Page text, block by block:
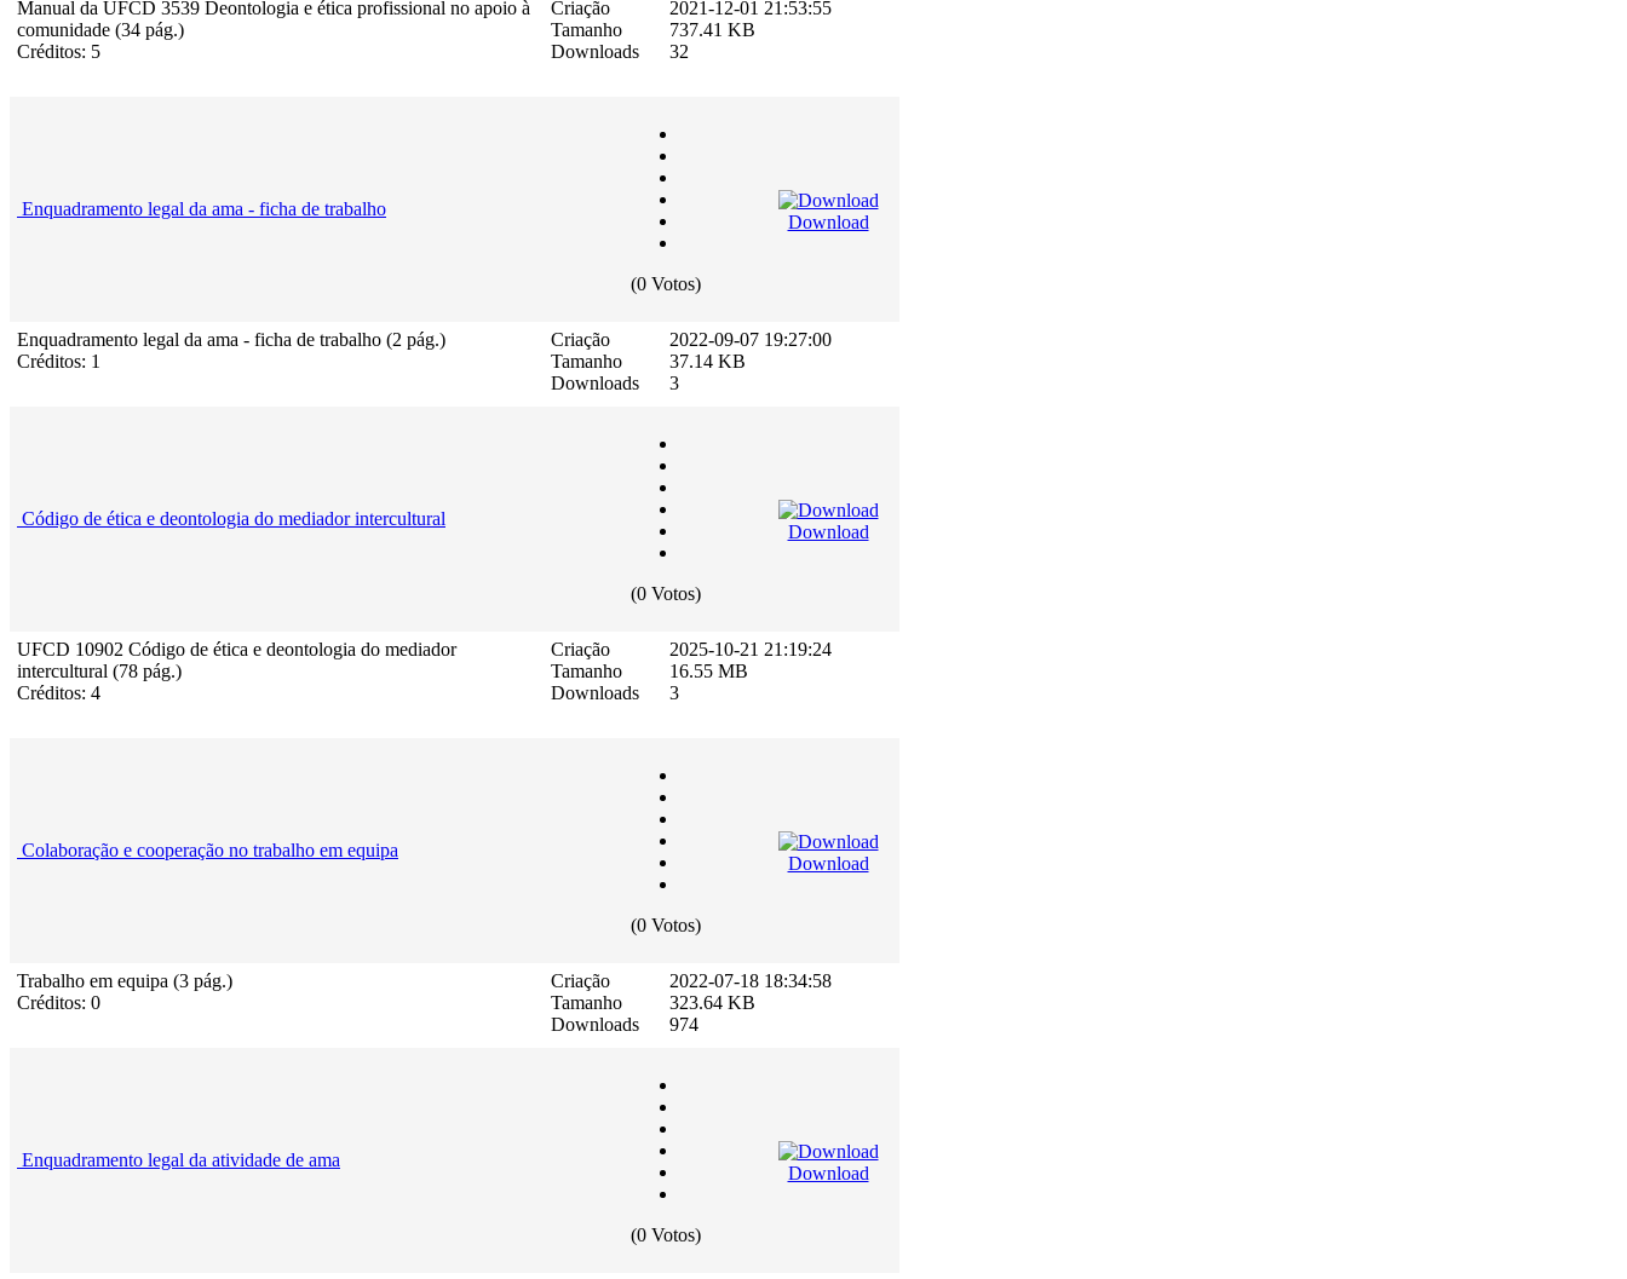
Manual da UFCD 3539 Deontologia e ética profissional no apoio à
comunidade (34 pág.)
Créditos: 5
Criação
Tamanho
Downloads
2021-12-01 21:53:55
737.41 KB
32
Enquadramento legal da ama - ficha de trabalho
(0 Votos)
Download
Enquadramento legal da ama - ficha de trabalho (2 pág.)
Créditos: 1
Criação
Tamanho
Downloads
2022-09-07 19:27:00
37.14 KB
3
Código de ética e deontologia do mediador intercultural
(0 Votos)
Download
UFCD 10902 Código de ética e deontologia do mediador
intercultural (78 pág.)
Créditos: 4
Criação
Tamanho
Downloads
2025-10-21 21:19:24
16.55 MB
3
Colaboração e cooperação no trabalho em equipa
(0 Votos)
Download
Trabalho em equipa (3 pág.)
Créditos: 0
Criação
Tamanho
Downloads
2022-07-18 18:34:58
323.64 KB
974
Enquadramento legal da atividade de ama
(0 Votos)
Download